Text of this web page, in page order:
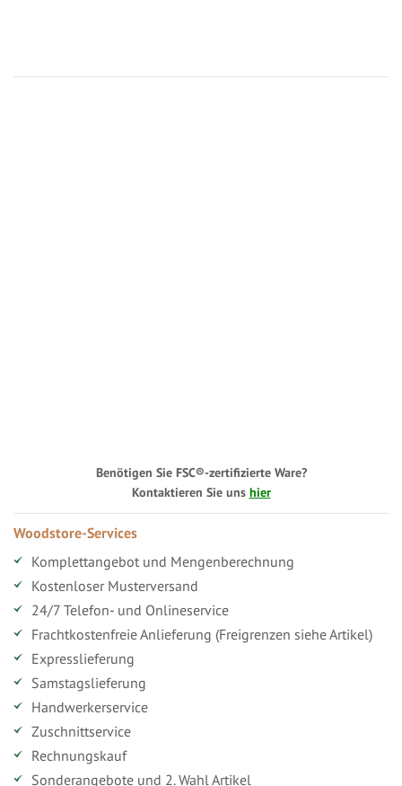
Benötigen Sie FSC®-zertifizierte Ware?
Kontaktieren Sie uns hier
Woodstore-Services
Komplettangebot und Mengenberechnung
Kostenloser Musterversand
24/7 Telefon- und Onlineservice
Frachtkostenfreie Anlieferung (Freigrenzen siehe Artikel)
Expresslieferung
Samstagslieferung
Handwerkerservice
Zuschnittservice
Rechnungskauf
Sonderangebote und 2. Wahl Artikel